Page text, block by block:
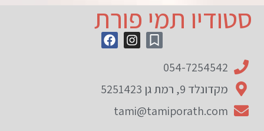
סטודיו תמי פורת
054-7254542
מקדונלד 9, רמת גן 5251423
tami@tamiporath.com